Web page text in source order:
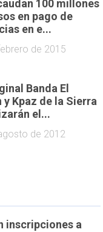
100 millones
en pago de
en e...
de 2015
Banda El
y Kpaz de la Sierra
el...
de 2012
inscripciones a